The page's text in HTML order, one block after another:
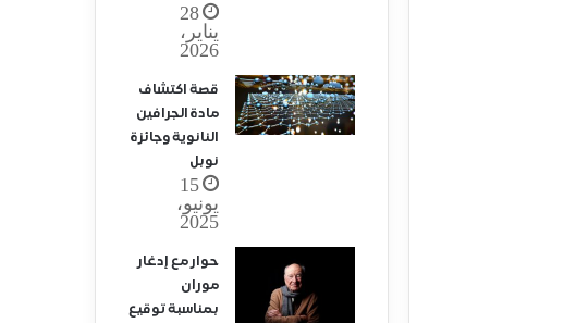
28
يناير،
2026
قصة اكتشاف
مادة الجرافين
النانوية وجائزة
نوبل
15
يونيو،
2025
حوار مع إدغار
موران
بمناسبة توقيع